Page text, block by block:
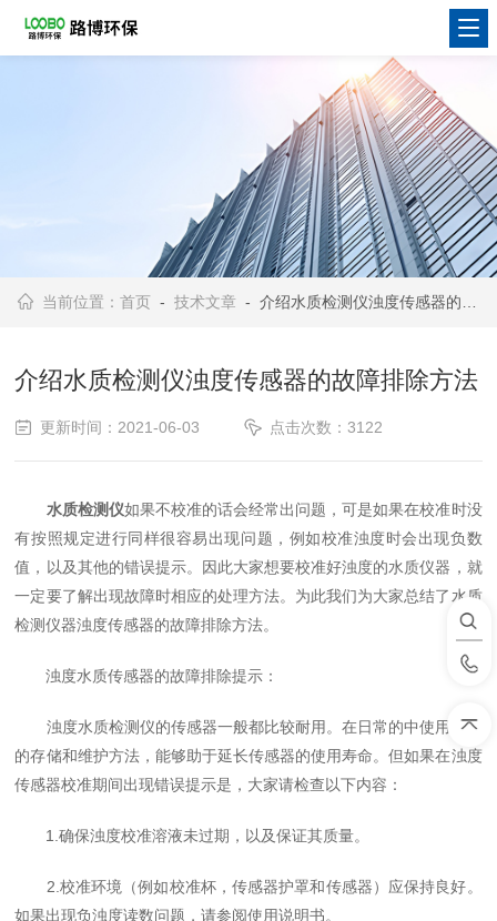
当前位置：首页 -技术文章 - 介绍水质检测仪浊度传感器的故障排除方法
介绍水质检测仪浊度传感器的故障排除方法
更新时间：2021-06-03 点击次数：3122
水质检测仪如果不校准的话会经常出问题，可是如果在校准时没
有按照规定进行同样很容易出现问题，例如校准浊度时会出现负数
值，以及其他的错误提示。因此大家想要校准好浊度的水质仪器，就
一定要了解出现故障时相应的处理方法。为此我们为大家总结了水质
检测仪器浊度传感器的故障排除方法。
浊度水质传感器的故障排除提示：
浊度水质检测仪的传感器一般都比较耐用。在日常的中使用适当
的存储和维护方法，能够助于延长传感器的使用寿命。但如果在浊度
传感器校准期间出现错误提示是，大家请检查以下内容：
1.确保浊度校准溶液未过期，以及保证其质量。
2.校准环境（例如校准杯，传感器护罩和传感器）应保持良好。
如果出现负浊度读数问题，请参阅使用说明书。